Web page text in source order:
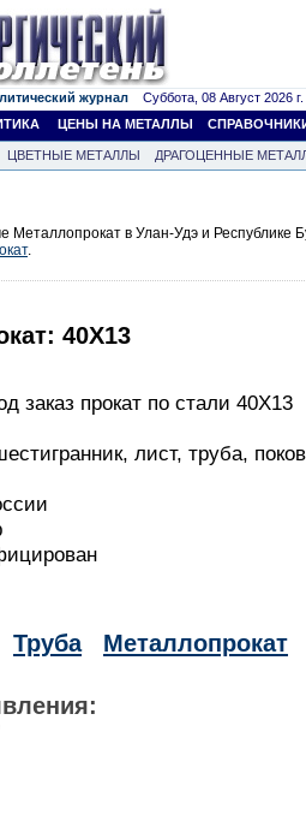
журнал Суббота, 08 Август 2026 г.
ЦЕНЫ НА МЕТАЛЛЫ
ЦВЕТНЫЕ МЕТАЛЛЫ
ДРАГОЦЕННЫЕ
Металлопрокат в Улан-Удэ и Республике
.
40Х13
заказ прокат по стали 40Х13
лист, труба,
Труба Металлопрокат